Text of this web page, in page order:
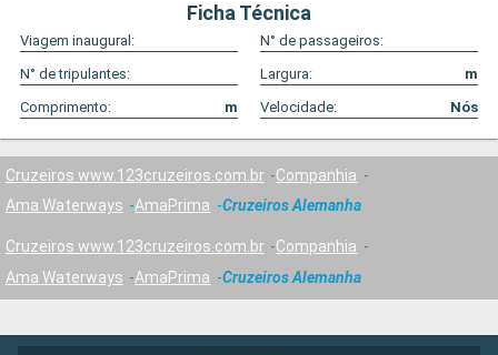
Ficha Técnica
Viagem inaugural:
N° de passageiros:
N° de tripulantes:
Largura:
m
Comprimento:
m Velocidade: Nós
Cruzeiros www.123cruzeiros.com.br
Companhia
Ama Waterways
AmaPrima Cruzeiros Alemanha
Cruzeiros www.123cruzeiros.com.br
Companhia
Ama Waterways
AmaPrima Cruzeiros Alemanha